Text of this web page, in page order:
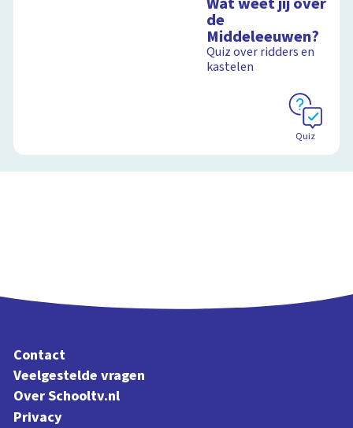
de
Middeleeuwen?
Quiz over ridders en
kastelen
Quiz
Contact
Veelgestelde vragen
Over Schooltv.nl
Privacy